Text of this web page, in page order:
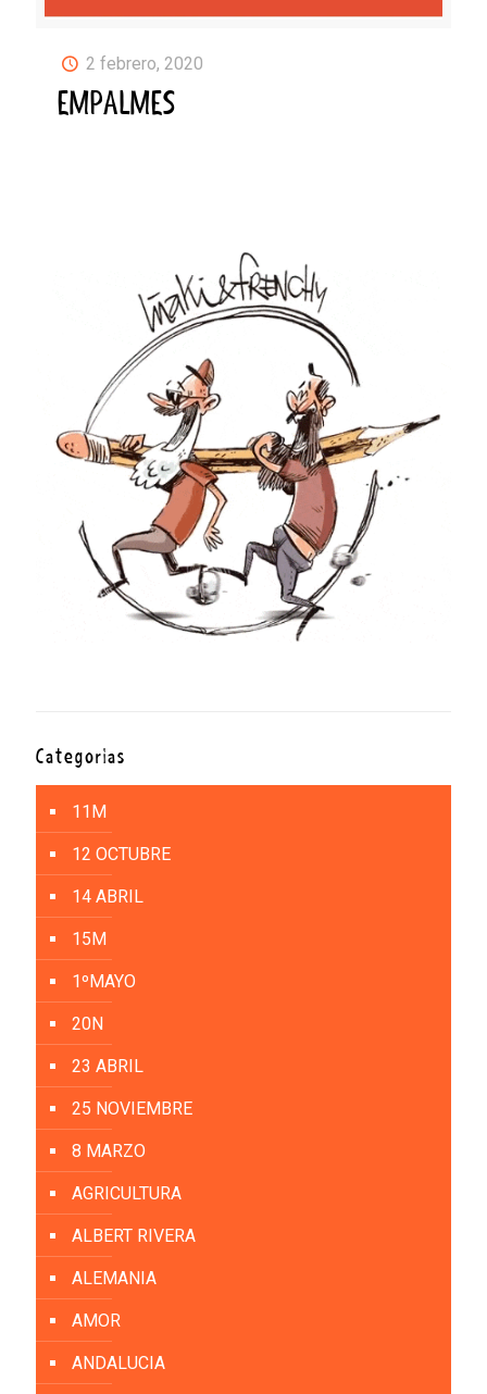
2 febrero, 2020
EMPALMES
Categorías
11M
12 OCTUBRE
14 ABRIL
15M
1ºMAYO
20N
23 ABRIL
25 NOVIEMBRE
8 MARZO
AGRICULTURA
ALBERT RIVERA
ALEMANIA
AMOR
ANDALUCIA